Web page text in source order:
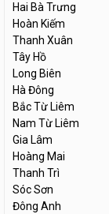
Hai Bà Trưng
Hoàn Kiếm
Thanh Xuân
Tây Hồ
Long Biên
Hà Đông
Bắc Từ Liêm
Nam Từ Liêm
Gia Lâm
Hoàng Mai
Thanh Trì
Sóc Sơn
Đông Anh